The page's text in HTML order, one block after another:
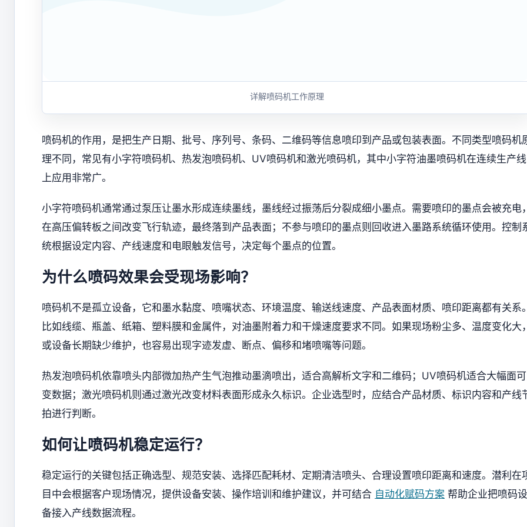
详解喷码机工作原理
喷码机的作用，是把生产日期、批号、序列号、条码、二维码等信息喷印到产品或包装表面。不同类型喷码机
理不同，常见有小字符喷码机、热发泡喷码机、UV喷码机和激光喷码机，其中小字符油墨喷码机在连续生产线
上应用非常广。
小字符喷码机通常通过泵压让墨水形成连续墨线，墨线经过振荡后分裂成细小墨点。需要喷印的墨点会被充电，
在高压偏转板之间改变飞行轨迹，最终落到产品表面；不参与喷印的墨点则回收进入墨路系统循环使用。控制
统根据设定内容、产线速度和电眼触发信号，决定每个墨点的位置。
为什么喷码效果会受现场影响？
喷码机不是孤立设备，它和墨水黏度、喷嘴状态、环境温度、输送线速度、产品表面材质、喷印距离都有关系。
比如线缆、瓶盖、纸箱、塑料膜和金属件，对油墨附着力和干燥速度要求不同。如果现场粉尘多、温度变化大，
或设备长期缺少维护，也容易出现字迹发虚、断点、偏移和堵喷嘴等问题。
热发泡喷码机依靠喷头内部微加热产生气泡推动墨滴喷出，适合高解析文字和二维码；UV喷码机适合大幅面可
变数据；激光喷码机则通过激光改变材料表面形成永久标识。企业选型时，应结合产品材质、标识内容和产线
拍进行判断。
如何让喷码机稳定运行？
稳定运行的关键包括正确选型、规范安装、选择匹配耗材、定期清洁喷头、合理设置喷印距离和速度。潜利在
目中会根据客户现场情况，提供设备安装、操作培训和维护建议，并可结合 自动化赋码方案 帮助企业把喷码设
备接入产线数据流程。